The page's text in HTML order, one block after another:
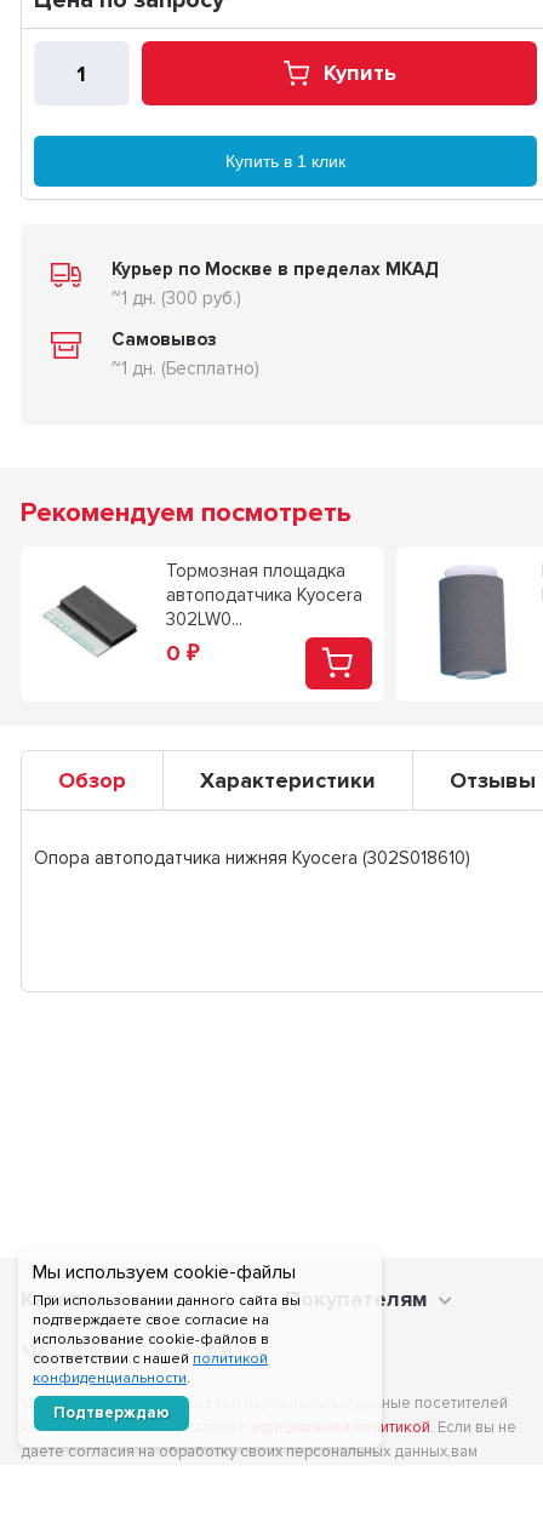
Мы используем cookie-файлы
При использовании данного сайта вы
подтверждаете свое согласие на
использование cookie-файлов в
соответствии с нашей политикой
конфиденциальности.
Подтверждаю
Купить
Купить в 1 клик
Курьер по Москве в пределах МКАД
~1 дн. (300 руб.)
Самовывоз
~1 дн. (Бесплатно)
Рекомендуем посмотреть
Тормозная площадка
автоподатчика Kyocera
302LW0...
0 ₽
Обзор Характеристики Отзывы
Опора автоподатчика нижняя Kyocera (302S018610)
Каталог Покупателям
Мы получаем и обрабатываем персональные данные посетителей
нашего сайта в соответствии с
официальной политикой. Если вы не
даете согласия на обработку своих персональных данных,вам